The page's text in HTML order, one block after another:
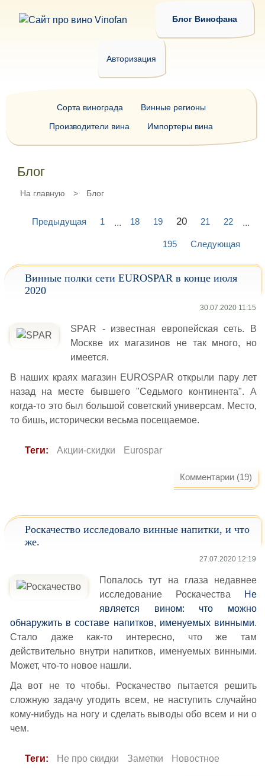
Блог Винофана
Авторизация
Блог
На главную > Блог
Предыдущая 1 ... 18 19 20 21 22 ...
195 Следующая
Винные полки сети EUROSPAR в конце июля
2020
30.07.2020 11:15
SPAR - известная европейская сеть. В
Москве их магазинов не так много, но
имеется.
В наших краях магазин EUROSPAR открыли пару лет
назад на месте бывшего "Седьмого континента". А
когда-то это был большой советский универсам. Место,
то бишь, исторически весьма посещаемое.
Теги: Акции-скидки Eurospar
Комментарии (19)
Роскачество исследовало винные напитки, и что
же.
27.07.2020 12:19
Попалось тут на глаза недавнее
исследование Роскачества
Не
является вином: что можно
обнаружить в составе напитков, именуемых винными.
Стало даже как-то интересно, что же там
действительно внутри напитков, именуемых винными.
Может, что-то новое нашли.
Да вот не то чтобы. Роскачество пытается решить
сложную задачу угодить всем, не наступить случайно
кому-нибудь на ногу и сделать выводы обо всем и ни о
чем.
Теги: Не про скидки Заметки Новостное
Сорта винограда
Винные регионы
Производители вина
Импортеры вина